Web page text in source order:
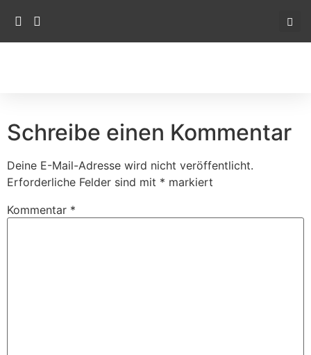
Schreibe einen Kommentar
Deine E-Mail-Adresse wird nicht veröffentlicht.
Erforderliche Felder sind mit * markiert
Kommentar *